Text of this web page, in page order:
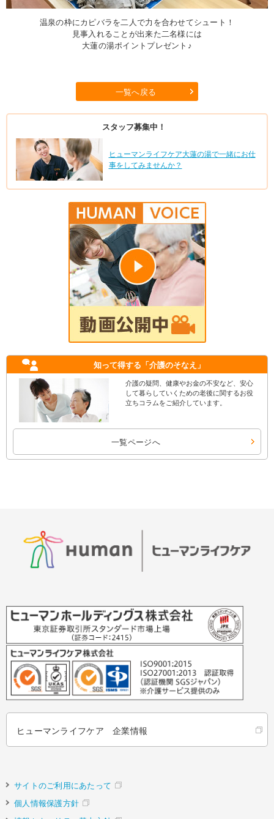
温泉の枠にカピバラを二人で力を合わせてシュート！
見事入れることが出来た二名様には
大蓮の湯ポイントプレゼント♪
一覧へ戻る
スタッフ募集中！
ヒューマンライフケア大蓮の湯で一緒にお仕
事をしてみませんか？
知って得する 「介護のそなえ」
介護の疑問、健康やお金の不安など、安心
して暮らしていくための老後に関するお役
立ちコラムをご紹介しています。
一覧ページへ
ヒューマンライフケア 企業情報
サイトのご利用にあたって
個人情報保護方針